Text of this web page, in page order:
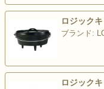
ロジック
ブランド:
ロジック